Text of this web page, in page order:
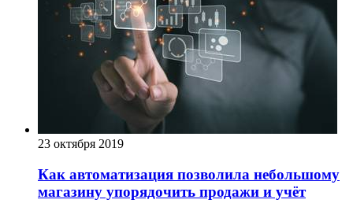
23 октября 2019
Как автоматизация позволила небольшому
магазину упорядочить продажи и учёт